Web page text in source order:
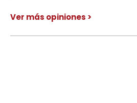
Ver más opiniones >